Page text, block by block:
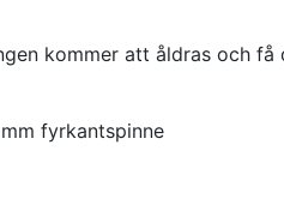
kommer att åldras och få
fyrkantspinne